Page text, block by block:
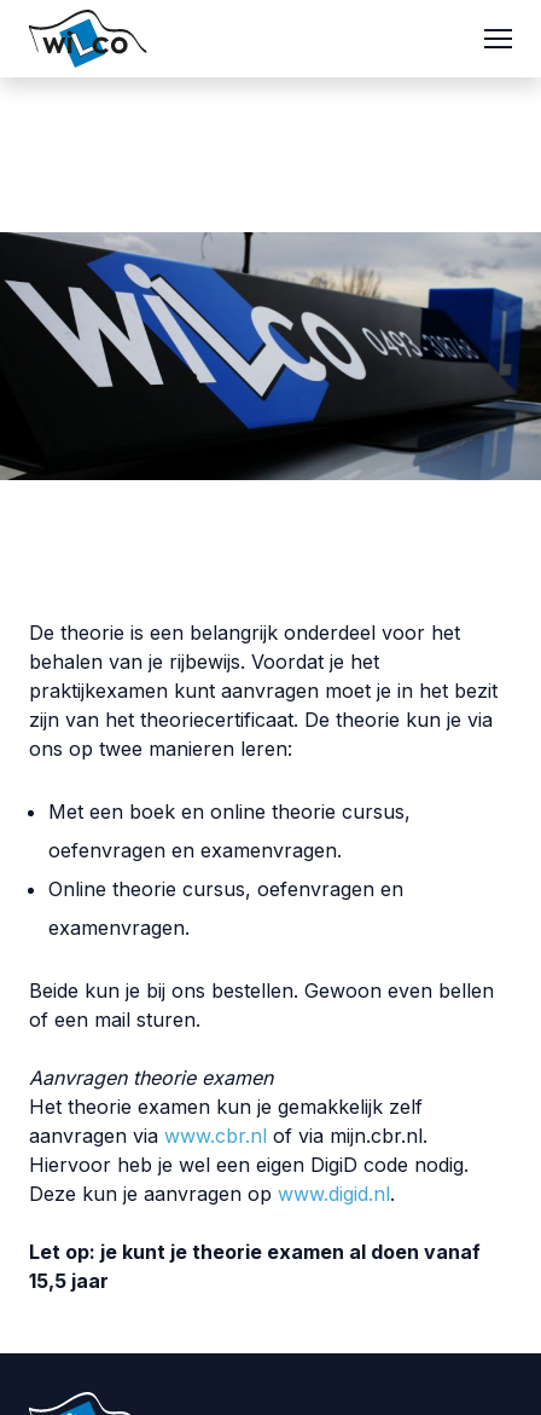
De theorie is een belangrijk onderdeel voor het
behalen van je rijbewijs. Voordat je het
praktijkexamen kunt aanvragen moet je in het bezit
zijn van het theoriecertificaat. De theorie kun je via
ons op twee manieren leren:
Met een boek en online theorie cursus,
oefenvragen en examenvragen.
Online theorie cursus, oefenvragen en
examenvragen.
Beide kun je bij ons bestellen. Gewoon even bellen
of een mail sturen.
Aanvragen theorie examen
Het theorie examen kun je gemakkelijk zelf
aanvragen via www.cbr.nl of via mijn.cbr.nl.
Hiervoor heb je wel een eigen DigiD code nodig.
Deze kun je aanvragen op www.digid.nl.
Let op: je kunt je theorie examen al doen vanaf
15,5 jaar